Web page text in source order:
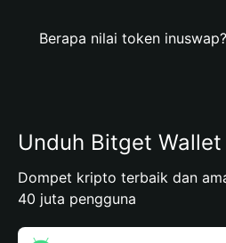
Berapa nilai token inuswap?
Unduh Bitget Wallet
Dompet kripto terbaik dan
40 juta pengguna